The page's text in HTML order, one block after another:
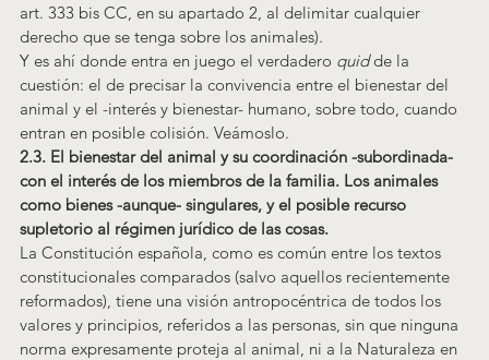
art. 333 bis CC, en su apartado 2, al delimitar cualquier
derecho que se tenga sobre los animales).
Y es ahí donde entra en juego el verdadero quid de la
cuestión: el de precisar la convivencia entre el bienestar del
animal y el -interés y bienestar- humano, sobre todo, cuando
entran en posible colisión. Veámoslo.
2.3. El bienestar del animal y su coordinación -subordinada-
con el interés de los miembros de la familia. Los animales
como bienes -aunque- singulares, y el posible recurso
supletorio al régimen jurídico de las cosas.
La Constitución española, como es común entre los textos
constitucionales comparados (salvo aquellos recientemente
reformados), tiene una visión antropocéntrica de todos los
valores y principios, referidos a las personas, sin que ninguna
norma expresamente proteja al animal, ni a la Naturaleza en